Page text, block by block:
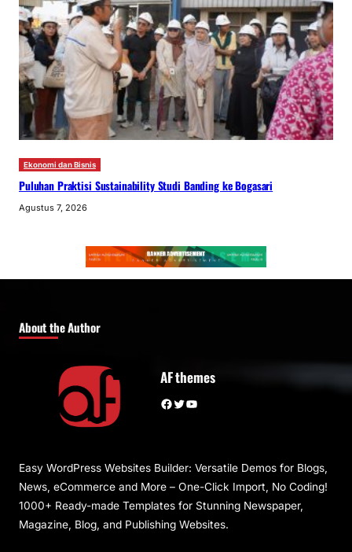
Ekonomi dan Bisnis
Puluhan Praktisi Sustainability Studi Banding ke Bogasari
Agustus 7, 2026
About the Author
AF themes
Facebook Twitter YouTube
Easy WordPress Websites Builder: Versatile Demos for Blogs,
News, eCommerce and More – One-Click Import, No Coding!
1000+ Ready-made Templates for Stunning Newspaper,
Magazine, Blog, and Publishing Websites.